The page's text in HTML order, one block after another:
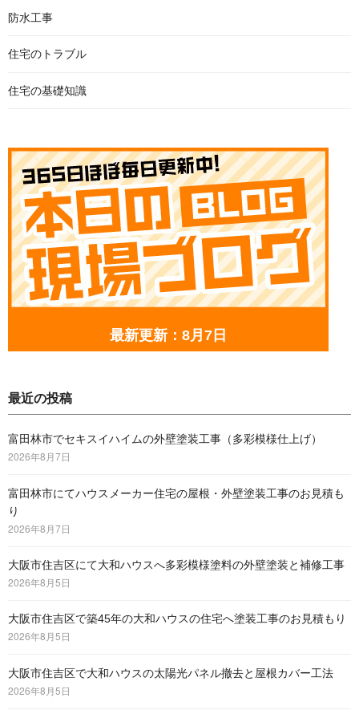
防水工事
住宅のトラブル
住宅の基礎知識
最新更新：8月7日
最近の投稿
富田林市でセキスイハイムの外壁塗装工事（多彩模様仕上げ）
2026年8月7日
富田林市にてハウスメーカー住宅の屋根・外壁塗装工事のお見積も
り
2026年8月7日
大阪市住吉区にて大和ハウスへ多彩模様塗料の外壁塗装と補修工事
2026年8月5日
大阪市住吉区で築45年の大和ハウスの住宅へ塗装工事のお見積もり
2026年8月5日
大阪市住吉区で大和ハウスの太陽光パネル撤去と屋根カバー工法
2026年8月5日